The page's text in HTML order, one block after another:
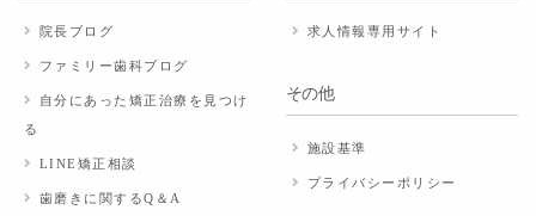
院長ブログ
ファミリー歯科ブログ
自分にあった矯正治療を見つけ
る
LINE矯正相談
歯磨きに関するQ＆A
求人情報専用サイト
その他
施設基準
プライバシーポリシー